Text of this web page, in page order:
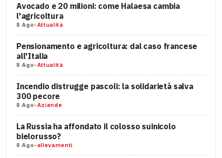
Avocado e 20 milioni: come Halaesa cambia
l'agricoltura
8 Ago-Attualità
Pensionamento e agricoltura: dal caso francese
all'Italia
8 Ago-Attualità
Incendio distrugge pascoli: la solidarietà salva
300 pecore
8 Ago-Aziende
La Russia ha affondato il colosso suinicolo
bielorusso?
8 Ago-allevamenti